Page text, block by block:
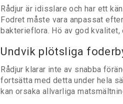
Rådjur är idisslare och har ett
Fodret måste vara anpassat
bakterieflora. Hö av god
Undvik plötsliga
Rådjur klarar inte av snabba
fortsätta med detta under hela
kan orsaka allvarliga